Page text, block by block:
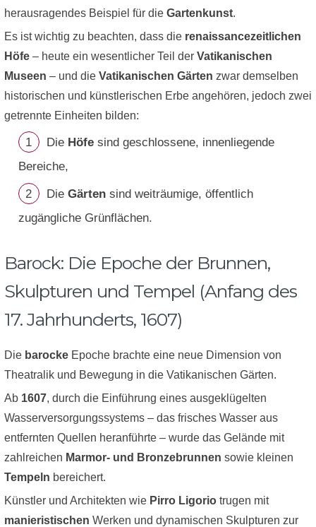
herausragendes Beispiel für die Gartenkunst.
Es ist wichtig zu beachten, dass die renaissancezeitlichen
Höfe – heute ein wesentlicher Teil der Vatikanischen
Museen – und die Vatikanischen Gärten zwar demselben
historischen und künstlerischen Erbe angehören, jedoch zwei
getrennte Einheiten bilden:
Die Höfesind geschlossene, innenliegende
Bereiche,
Die Gärtensind weiträumige, öffentlich
zugängliche Grünflächen.
Barock: Die Epoche der Brunnen,
Skulpturen und Tempel (Anfang des
17. Jahrhunderts, 1607)
Die barocke Epoche brachte eine neue Dimension von
Theatralik und Bewegung in die Vatikanischen Gärten.
Ab 1607, durch die Einführung eines ausgeklügelten
Wasserversorgungssystems – das frisches Wasser aus
entfernten Quellen heranführte – wurde das Gelände mit
zahlreichen Marmor- und Bronzebrunnen sowie kleinen
Tempeln bereichert.
Künstler und Architekten wie Pirro Ligorio trugen mit
manieristischen Werken und dynamischen Skulpturen zur